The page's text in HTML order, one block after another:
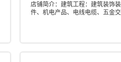
店铺简介：建筑工程：建筑装饰
件、机电产品、电线电缆、五金
设计、制作、发布、代理国内外
化工程。